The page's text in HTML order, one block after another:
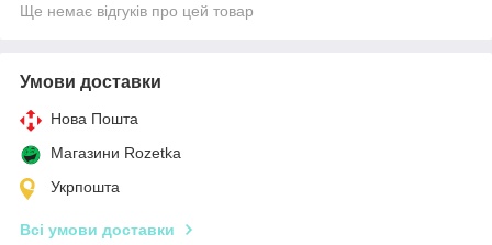
Ще немає відгуків про цей товар
Умови доставки
Нова Пошта
Магазини Rozetka
Укрпошта
Всі умови доставки